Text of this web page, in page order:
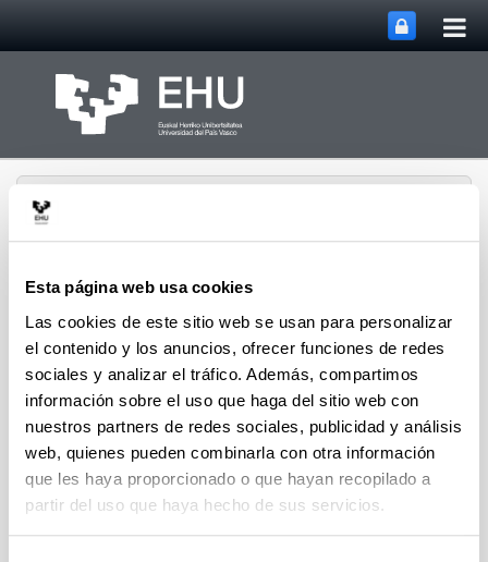
Esta página web usa cookies
Las cookies de este sitio web se usan para personalizar
el contenido y los anuncios, ofrecer funciones de redes
sociales y analizar el tráfico. Además, compartimos
información sobre el uso que haga del sitio web con
nuestros partners de redes sociales, publicidad y análisis
web, quienes pueden combinarla con otra información
que les haya proporcionado o que hayan recopilado a
partir del uso que haya hecho de sus servicios.
Departamento de
Tecnología Electrónica
MenúAbrir/cerrar
Fase anizdun bihurgailuentzako
modulazio berriak